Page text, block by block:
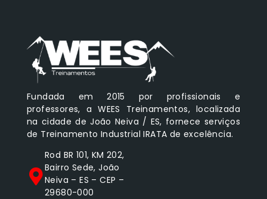
Fundada em 2015 por profissionais e
professores, a WEES Treinamentos, localizada
na cidade de João Neiva / ES, fornece serviços
de Treinamento Industrial IRATA de excelência.
Rod BR 101, KM 202,
Bairro Sede, João
Neiva – ES – CEP –
29680-000